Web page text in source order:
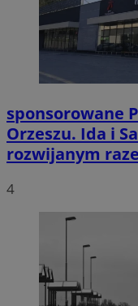
sponsorowane
Orzeszu. Ida i
rozwijanym
4